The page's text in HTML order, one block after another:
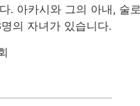
. 아카시와 그의 아내, 술
의 자녀가 있습니다.